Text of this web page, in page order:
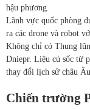
hậu phương.
Lãnh vực quốc phòng
ra các drone và robot
Không chỉ có Thung
Dniepr. Liệu cú sốc từ
thay đổi lịch sử châu
Chiến trường